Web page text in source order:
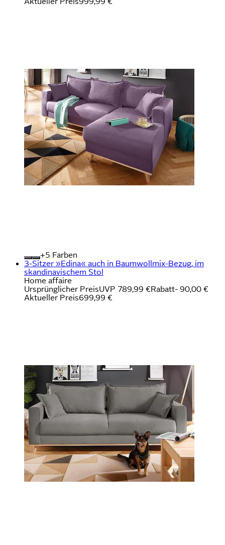
+
Farben
3-Sitzer »Edina« auch in Baumwollmix-Bezug, im
skandinavischem Stol
Home affaire
Ursprünglicher PreisUVP 789,99 €Rabatt- 90,00 €
Aktueller Preis699,99 €